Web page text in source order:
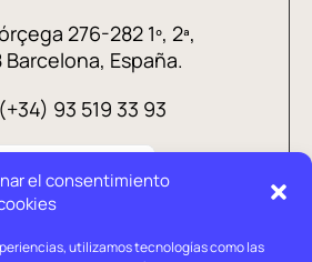
el consentimiento
utilizamos tecnologías como las
276-282 1º, 2ª,
Barcelona, España.
93 519 33 93